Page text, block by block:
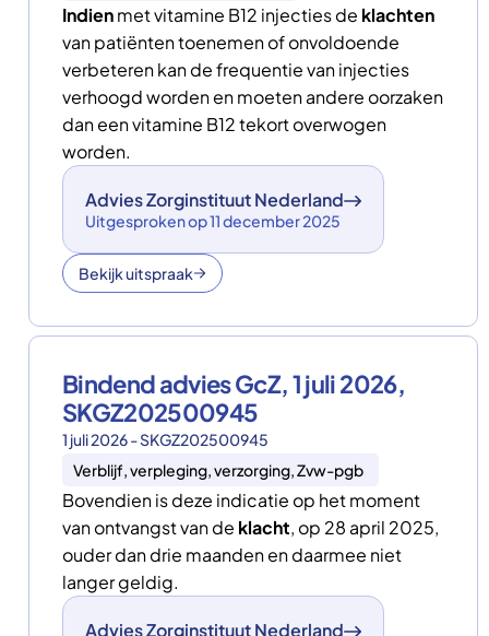
Indienmet vitamine B12 injecties de klachten
van patiënten toenemen of onvoldoende
verbeteren kan de frequentie van injecties
verhoogd worden en moeten andere oorzaken
dan een vitamine B12 tekort overwogen
worden.
Advies Zorginstituut Nederland
Uitgesproken op 11 december 2025
Bekijk uitspraak
Bindend advies GcZ, 1 juli 2026,
SKGZ202500945
1 juli 2026 - SKGZ202500945
Verblijf, verpleging, verzorging, Zvw-pgb
Bovendien is deze indicatie op het moment
van ontvangst van de klacht, op 28 april 2025,
ouder dan drie maanden en daarmee niet
langer geldig.
Advies Zorginstituut Nederland